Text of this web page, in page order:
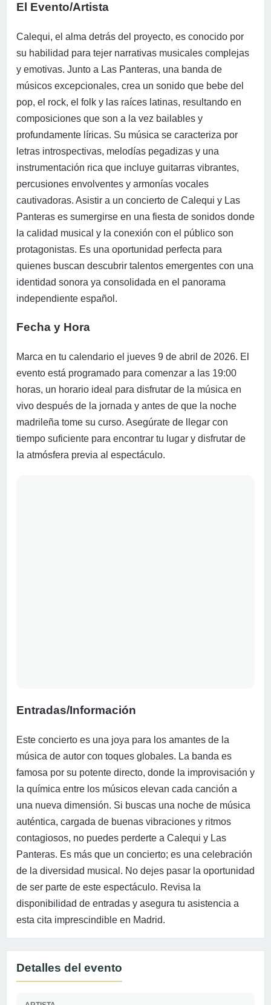
El Evento/Artista
Calequi, el alma detrás del proyecto, es conocido por
su habilidad para tejer narrativas musicales complejas
y emotivas. Junto a Las Panteras, una banda de
músicos excepcionales, crea un sonido que bebe del
pop, el rock, el folk y las raíces latinas, resultando en
composiciones que son a la vez bailables y
profundamente líricas. Su música se caracteriza por
letras introspectivas, melodías pegadizas y una
instrumentación rica que incluye guitarras vibrantes,
percusiones envolventes y armonías vocales
cautivadoras. Asistir a un concierto de Calequi y Las
Panteras es sumergirse en una fiesta de sonidos donde
la calidad musical y la conexión con el público son
protagonistas. Es una oportunidad perfecta para
quienes buscan descubrir talentos emergentes con una
identidad sonora ya consolidada en el panorama
independiente español.
Fecha y Hora
Marca en tu calendario el jueves 9 de abril de 2026. El
evento está programado para comenzar a las 19:00
horas, un horario ideal para disfrutar de la música en
vivo después de la jornada y antes de que la noche
madrileña tome su curso. Asegúrate de llegar con
tiempo suficiente para encontrar tu lugar y disfrutar de
la atmósfera previa al espectáculo.
Entradas/Información
Este concierto es una joya para los amantes de la
música de autor con toques globales. La banda es
famosa por su potente directo, donde la improvisación y
la química entre los músicos elevan cada canción a
una nueva dimensión. Si buscas una noche de música
auténtica, cargada de buenas vibraciones y ritmos
contagiosos, no puedes perderte a Calequi y Las
Panteras. Es más que un concierto; es una celebración
de la diversidad musical. No dejes pasar la oportunidad
de ser parte de este espectáculo. Revisa la
disponibilidad de entradas y asegura tu asistencia a
esta cita imprescindible en Madrid.
Detalles del evento